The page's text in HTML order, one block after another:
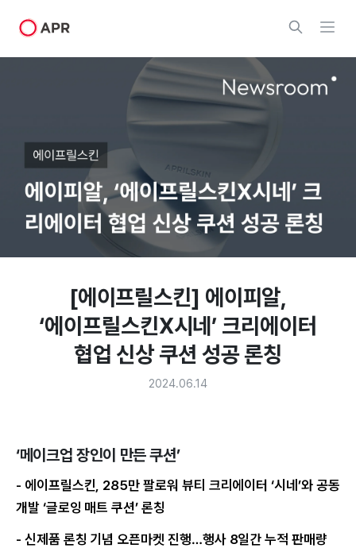
[에이프릴스킨] 에이피알,
‘에이프릴스킨X시네’ 크리에이터
협업 신상 쿠션 성공 론칭
2024.06.14
‘메이크업 장인이 만든 쿠션’
- 에이프릴스킨, 285만 팔로워 뷰티 크리에이터 ‘시네’와 공동
개발 ‘글로잉 매트 쿠션’ 론칭
- 신제품 론칭 기념 오픈마켓 진행…행사 8일간 누적 판매량